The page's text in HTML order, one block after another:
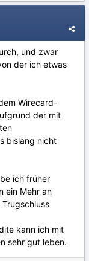
und zwar
der ich etwas
Wirecard-
der mit
bislang nicht
ich früher
ein Mehr an
kann ich mit
sehr gut leben.